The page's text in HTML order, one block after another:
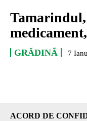
GRĂDINĂ 7
ACORD DE